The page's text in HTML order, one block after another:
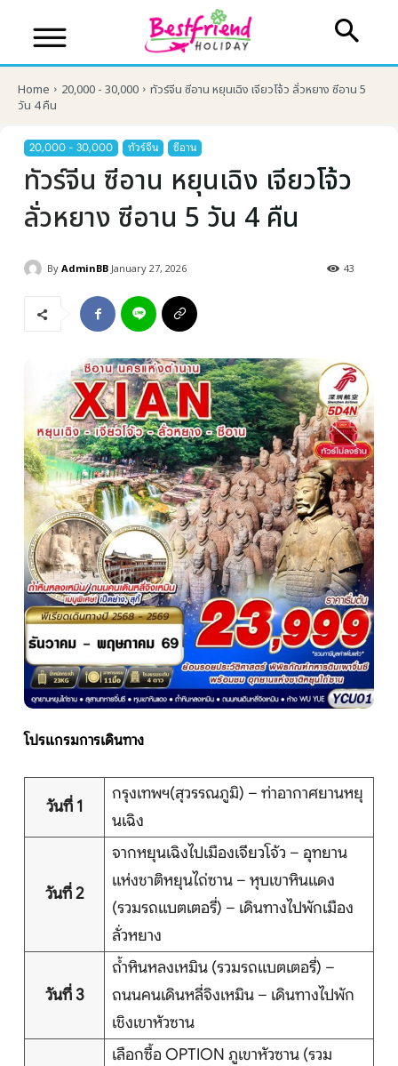
บริษัทเบสเฟรนด์ ฮอลิเดย์
เส้นทางที่ต้องการ
หน้าแรก
ทัวร์ต่างประเทศ
จัดกรุ๊ปต่างประเทศ
โปรไฟไหม้
ทัวร์ในประเทศ
บริการอื่นๆ
Home 20,000 - 30,000
ทัวร์จีน ซีอาน หยุนเฉิง เจียวโจ้ว ลั่วหยาง ซีอาน 5
วัน 4 คืน
20,000 - 30,000 ทัวร์จีน ซีอาน
ทัวร์จีน ซีอาน หยุนเฉิง เจียวโจ้ว
ลั่วหยาง ซีอาน 5 วัน 4 คืน
By AdminBB January 27, 2026 43
โปรแกรมการเดินทาง
วันที่ 1
กรุงเทพฯ(สุวรรณภูมิ) – ท่าอากาศยานหยุ
นเฉิง
วันที่ 2
จากหยุนเฉิงไปเมืองเจียวโจ้ว – อุทยาน
แห่งชาติหยุนไถ่ซาน – หุบเขาหินแดง
(รวมรถแบตเตอรี่) – เดินทางไปพักเมือง
ลั่วหยาง
วันที่ 3
ถ้ำหินหลงเหมิน (รวมรถแบตเตอรี่) –
ถนนคนเดินหลี่จิงเหมิน – เดินทางไปพัก
เชิงเขาหัวซาน
เลือกซื้อ OPTION ภูเขาหัวซาน (รวม